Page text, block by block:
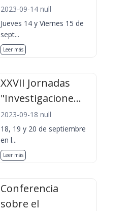
2023-09-14 null
Jueves 14 y Viernes 15 de
sept...
Leer más
XXVII Jornadas
"Investigacione...
2023-09-18 null
18, 19 y 20 de septiembre
en l...
Leer más
Conferencia
sobre el